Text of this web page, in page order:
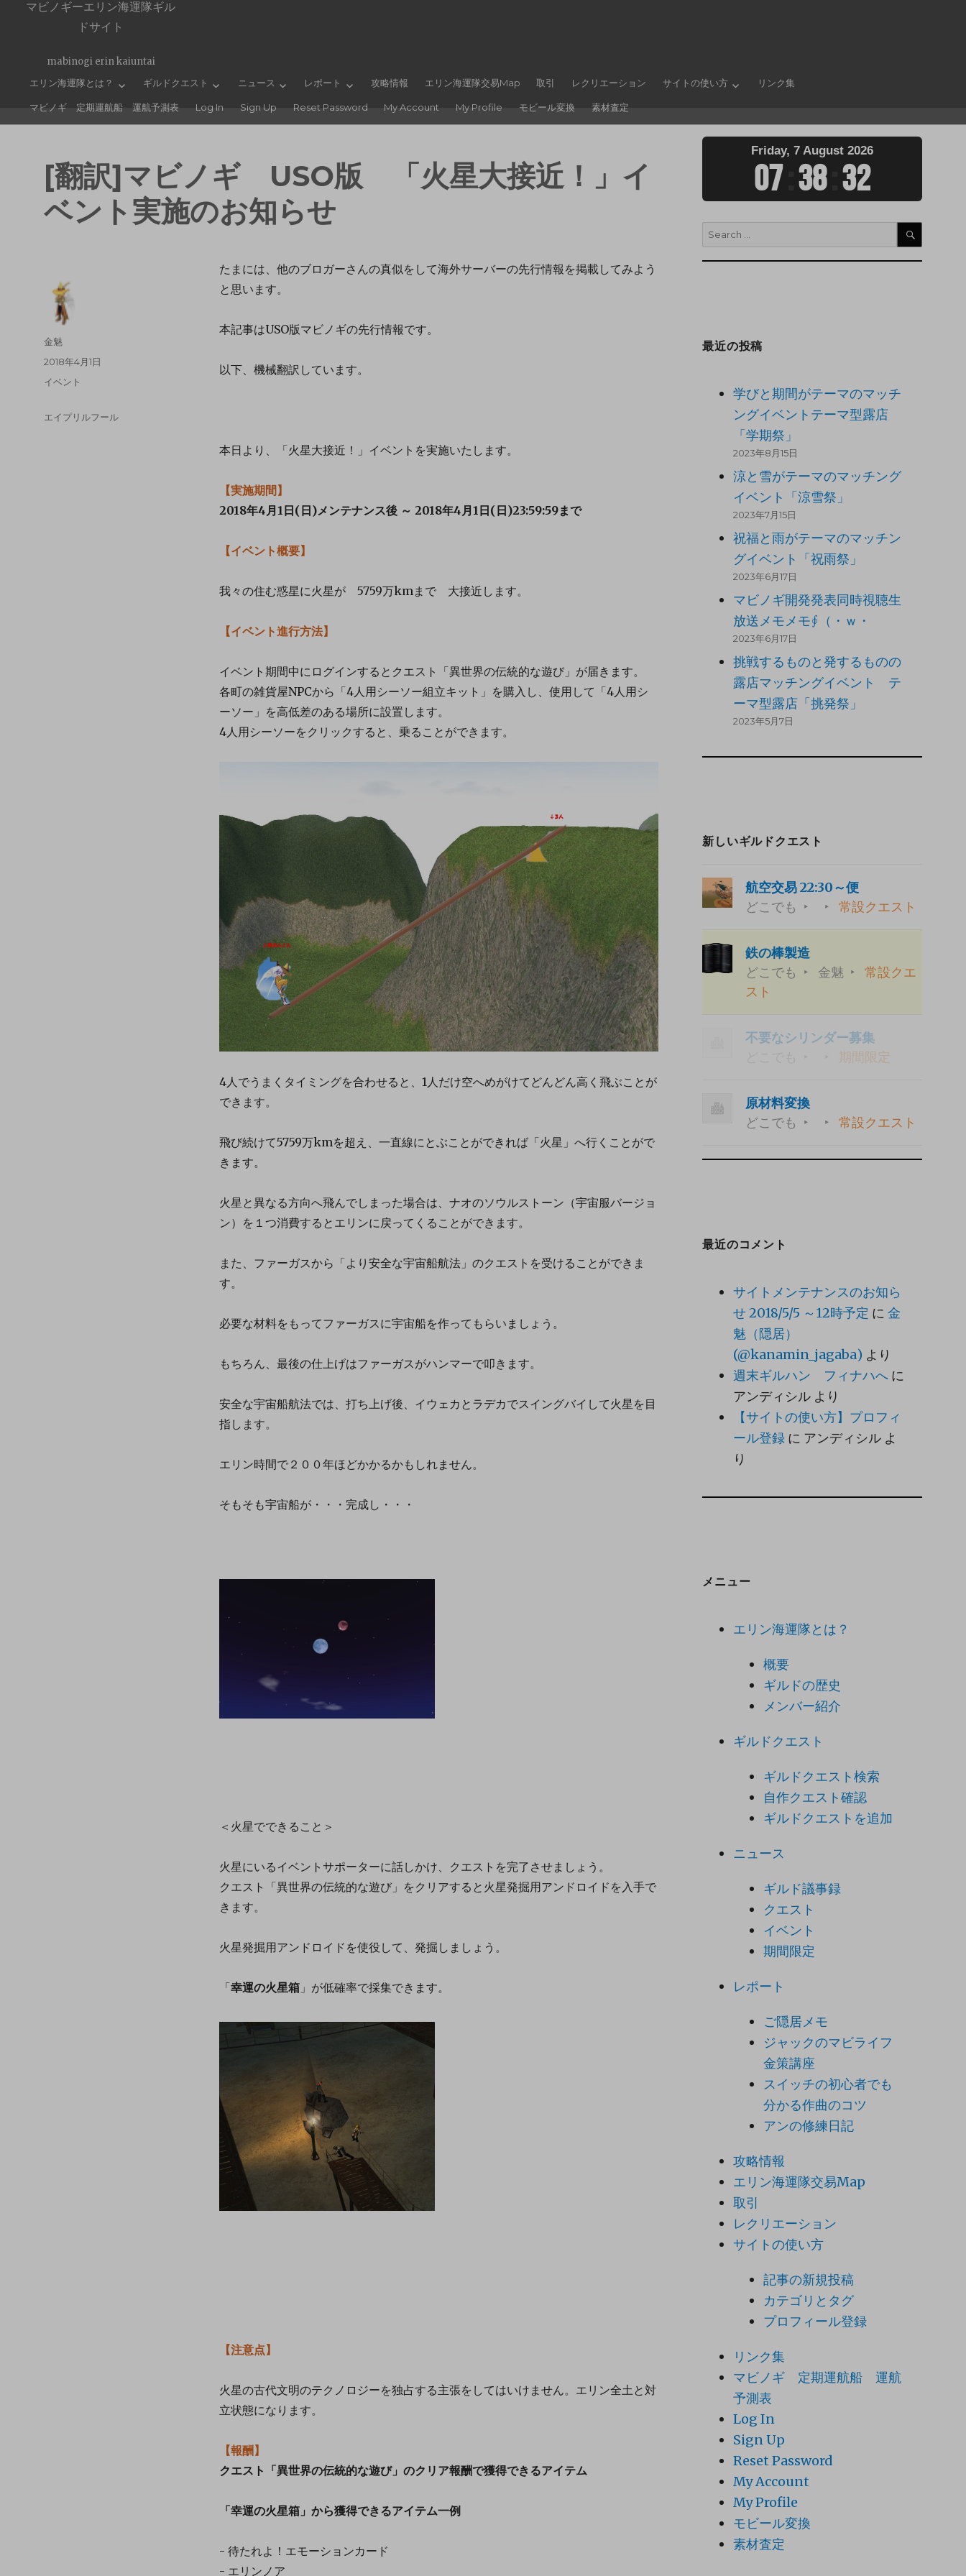
マビノギーエリン海運隊ギル
ドサイト
mabinogi erin kaiuntai
エリン海運隊とは？ ギルドクエスト ニュース レポート 攻略情報 エリン海運隊交易Map 取引 レクリエーション サイトの使い方 リンク集
マビノギ 定期運航船 運航予測表 Log In Sign Up Reset Password My Account My Profile モビール変換 素材査定
[翻訳]マビノギ USO版 「火星大接近！」イ
ベント実施のお知らせ
たまには、他のブロガーさんの真似をして海外サーバーの先行情報を掲載してみよう
と思います。
本記事はUSO版マビノギの先行情報です。
以下、機械翻訳しています。
本日より、「火星大接近！」イベントを実施いたします。
【実施期間】
2018年4月1日(日)メンテナンス後 ～ 2018年4月1日(日)23:59:59まで
【イベント概要】
我々の住む惑星に火星が5759万kmまで 大接近します。
【イベント進行方法】
イベント期間中にログインするとクエスト「異世界の伝統的な遊び」が届きます。
各町の雑貨屋NPCから「4人用シーソー組立キット」を購入し、使用して「4人用シ
ーソー」を高低差のある場所に設置します。
4人用シーソーをクリックすると、乗ることができます。
4人でうまくタイミングを合わせると、1人だけ空へめがけてどんどん高く飛ぶことが
できます。
飛び続けて5759万kmを超え、一直線にとぶことができれば「火星」へ行くことがで
きます。
火星と異なる方向へ飛んでしまった場合は、ナオのソウルストーン（宇宙服バージョ
ン）を１つ消費するとエリンに戻ってくることができます。
また、ファーガスから「より安全な宇宙船航法」のクエストを受けることができま
す。
必要な材料をもってファーガスに宇宙船を作ってもらいましょう。
もちろん、最後の仕上げはファーガスがハンマーで叩きます。
安全な宇宙船航法では、打ち上げ後、イウェカとラデカでスイングバイして火星を目
指します。
エリン時間で２００年ほどかかるかもしれません。
そもそも宇宙船が・・・完成し・・・
＜火星でできること＞
火星にいるイベントサポーターに話しかけ、クエストを完了させましょう。
クエスト「異世界の伝統的な遊び」をクリアすると火星発掘用アンドロイドを入手で
きます。
火星発掘用アンドロイドを使役して、発掘しましょう。
「幸運の火星箱 」が低確率で採集できます。
【注意点】
火星の古代文明のテクノロジーを独占する主張をしてはいけません。エリン全土と対
立状態になります。
【報酬】
クエスト「異世界の伝統的な遊び」のクリア報酬で獲得できるアイテム
「幸運の火星箱」から獲得できるアイテム一例
- 待たれよ！エモーションカード
- エリンノア
金魅
2018年4月1日
イベント
エイプリルフール
Friday, 7 August 2026
07 38 34
最近の投稿
学びと期間がテーマのマッチ
ングイベントテーマ型露店
「学期祭」
2023年8月15日
涼と雪がテーマのマッチング
イベント「涼雪祭」
2023年7月15日
祝福と雨がテーマのマッチン
グイベント「祝雨祭」
2023年6月17日
マビノギ開発発表同時視聴生
放送メモメモ∮（・ｗ・
2023年6月17日
挑戦するものと発するものの
露店マッチングイベント テ
ーマ型露店「挑発祭」
2023年5月7日
新しいギルドクエスト
航空交易 22:30～便
どこでも
常設クエスト
鉄の棒製造
どこでも
金魅
常設クエ
スト
不要なシリンダー募集
期間限定
原材料変換
どこでも
常設クエスト
最近のコメント
サイトメンテナンスのお知ら
せ 2018/5/5 ～12時予定 に 金
魅（隠居）
(@kanamin_jagaba) より
週末ギルハン フィナハへに
アンディシルより
【サイトの使い方】プロフィ
ール登録に アンディシルよ
り
メニュー
エリン海運隊とは？
概要
ギルドの歴史
メンバー紹介
ギルドクエスト
ギルドクエスト検索
自作クエスト確認
ギルドクエストを追加
ニュース
ギルド議事録
クエスト
イベント
期間限定
レポート
ご隠居メモ
ジャックのマビライフ
金策講座
スイッチの初心者でも
分かる作曲のコツ
アンの修練日記
攻略情報
エリン海運隊交易Map
取引
レクリエーション
サイトの使い方
記事の新規投稿
カテゴリとタグ
プロフィール登録
リンク集
マビノギ 定期運航船 運航
予測表
Log In
Sign Up
Reset Password
My Account
My Profile
モビール変換
素材査定